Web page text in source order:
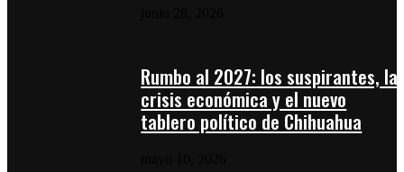
Rumbo al 2027: los suspirantes, la
crisis económica y el nuevo
tablero político de Chihuahua